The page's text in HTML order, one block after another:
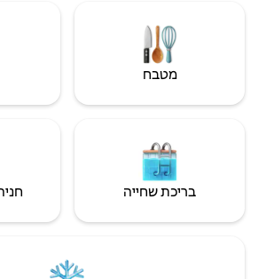
Wi‑Fi
חניה חינם במקום